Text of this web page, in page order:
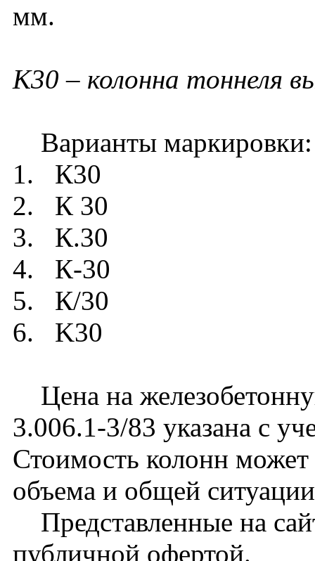
мм.
К30 – колонна тоннеля
Варианты маркировки:
1. К30
2. К 30
3. К.30
4. К-30
5. К/30
6. K30
Цена на
3.006.1-3/83 указана с
Стоимость колонн может
объема и общей
Представленные на
публичной офертой.